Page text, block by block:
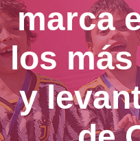
marca
los
y